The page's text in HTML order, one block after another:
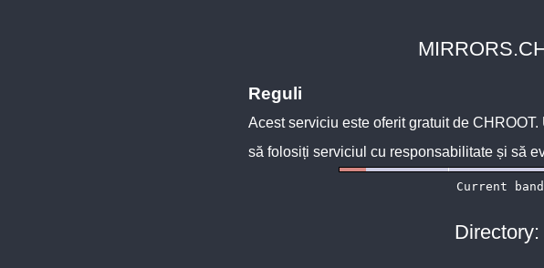
Reguli
Acest serviciu este oferit gratuit de CHROOT.
să folosiți serviciul cu responsabilitate și să